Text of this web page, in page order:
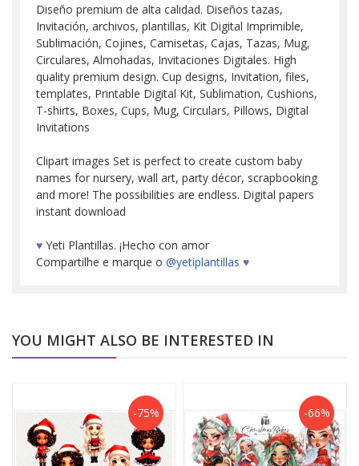
Diseño premium de alta calidad. Diseños tazas,
Invitación, archivos, plantillas, Kit Digital Imprimible,
Sublimación, Cojines, Camisetas, Cajas, Tazas, Mug,
Circulares, Almohadas, Invitaciones Digitales. High
quality premium design. Cup designs, Invitation, files,
templates, Printable Digital Kit, Sublimation, Cushions,
T-shirts, Boxes, Cups, Mug, Circulars, Pillows, Digital
Invitations
Clipart images Set is perfect to create custom baby
names for nursery, wall art, party décor, scrapbooking
and more! The possibilities are endless. Digital papers
instant download
♥ Yeti Plantillas. ¡Hecho con amor
Compartilhe e marque o @yetiplantillas ♥
YOU MIGHT ALSO BE INTERESTED IN
-75% -66%